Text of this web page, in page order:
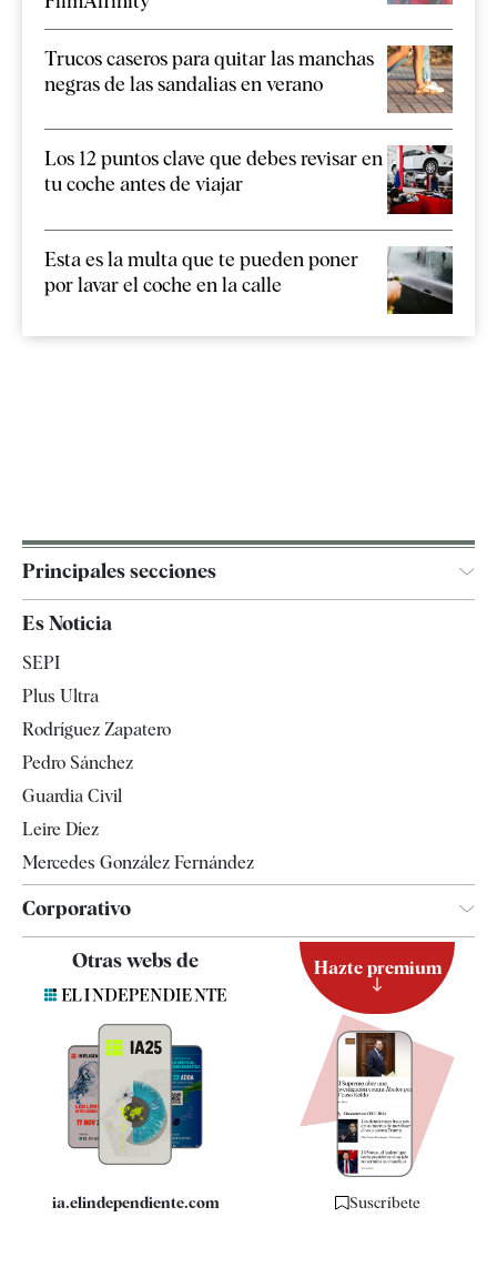
Trucos caseros para quitar las manchas
negras de las sandalias en verano
Los 12 puntos clave que debes revisar en
tu coche antes de viajar
Esta es la multa que te pueden poner
por lavar el coche en la calle
Principales secciones
España
Televisión
Es Noticia
SEPI
Plus Ultra
Rodríguez Zapatero
Pedro Sánchez
Guardia Civil
Leire Díez
Mercedes González Fernández
Corporativo
Contacto
Quiénes somos
Especificaciones
Otras webs de
ia.elindependiente.com
Hazte premium
Suscríbete